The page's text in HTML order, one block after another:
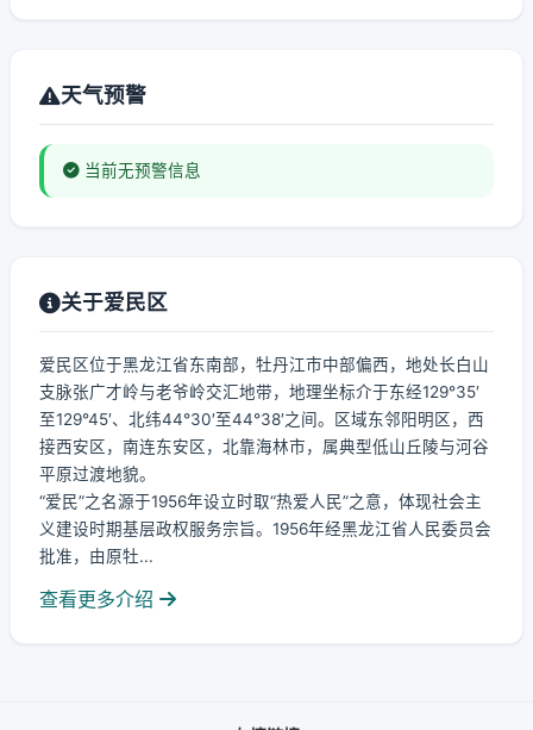
天气预警
当前无预警信息
关于爱民区
爱民区位于黑龙江省东南部，牡丹江市中部偏西，地处长白山
支脉张广才岭与老爷岭交汇地带，地理坐标介于东经129°35′
至129°45′、北纬44°30′至44°38′之间。区域东邻阳明区，西
接西安区，南连东安区，北靠海林市，属典型低山丘陵与河谷
平原过渡地貌。
“爱民”之名源于1956年设立时取“热爱人民”之意，体现社会主
义建设时期基层政权服务宗旨。1956年经黑龙江省人民委员会
批准，由原牡...
查看更多介绍